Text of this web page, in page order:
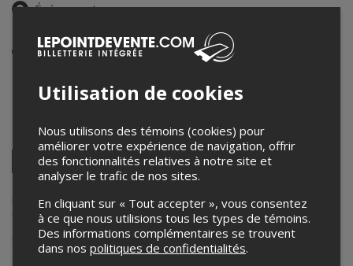
Événement en personne
Afficher les heures de l'événement
Salle Pratt & Whitney Canada
150, rue de Gentilly Est ,Longueuil,QC,Canada
Partagez cet événement
Facebook
Twitter
LinkedinPinterestEnvoyer
courriel
Lepointdevente.com agit à titre de mandataire pourUltimate dance
dans le cadre de l’affichage en ligne et la vente de billets pour
ses événements.
Pour plus d’information à propos de cet événement, veuillez
contacter l’organisateur de l’événement,Ultimate dance move
Utilisation de cookies
Nous utilisons des témoins (cookies) pour
améliorer votre expérience de navigation, offrir
des fonctionnalités relatives à notre site et
analyser le trafic de nos sites.
En cliquant sur « Tout accepter », vous consentez
à ce que nous utilisions tous les types de témoins.
Des informations complémentaires se trouvent
dans nos politiques de confidentialités.